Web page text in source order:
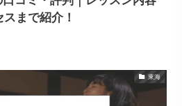
まで紹介！
東海